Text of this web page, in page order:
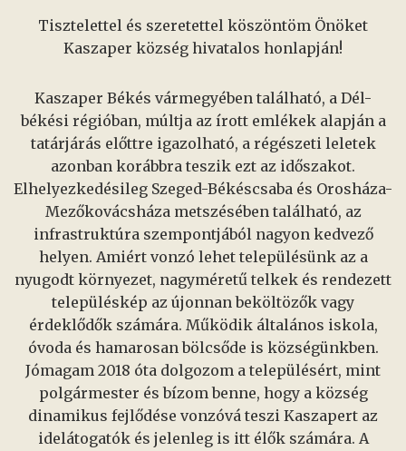
Tisztelettel és szeretettel köszöntöm Önöket
Kaszaper község hivatalos honlapján!
Kaszaper Békés vármegyében található, a Dél-
békési régióban, múltja az írott emlékek alapján a
tatárjárás előttre igazolható, a régészeti leletek
azonban korábbra teszik ezt az időszakot.
Elhelyezkedésileg Szeged-Békéscsaba és Orosháza-
Mezőkovácsháza metszésében található, az
infrastruktúra szempontjából nagyon kedvező
helyen. Amiért vonzó lehet településünk az a
nyugodt környezet, nagyméretű telkek és rendezett
településkép az újonnan beköltözők vagy
érdeklődők számára. Működik általános iskola,
óvoda és hamarosan bölcsőde is községünkben.
Jómagam 2018 óta dolgozom a településért, mint
polgármester és bízom benne, hogy a község
dinamikus fejlődése vonzóvá teszi Kaszapert az
idelátogatók és jelenleg is itt élők számára. A